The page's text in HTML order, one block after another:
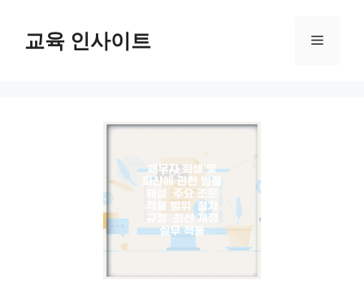
교육 인사이트 메